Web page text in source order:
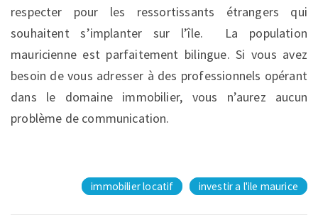
respecter pour les ressortissants étrangers qui
souhaitent s’implanter sur l’île. La population
mauricienne est parfaitement bilingue. Si vous avez
besoin de vous adresser à des professionnels opérant
dans le domaine immobilier, vous n’aurez aucun
problème de communication.
immobilier locatif investir a l'ile maurice